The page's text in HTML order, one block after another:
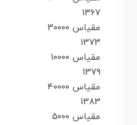
1367
مقیاس 30000
1373
مقیاس 10000
1379
مقیاس 40000
1383
مقیاس 5000